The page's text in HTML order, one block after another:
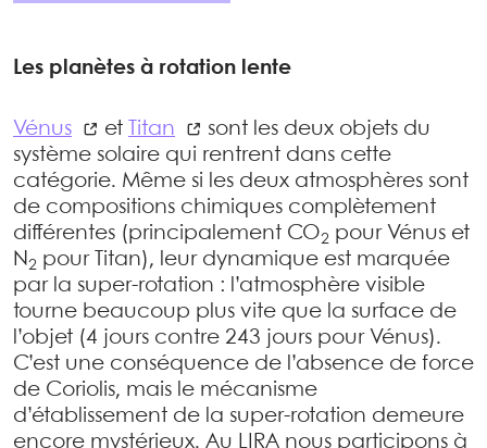
Les planètes à rotation lente
Vénus et Titan
sont les deux objets du
système solaire qui rentrent dans cette
catégorie. Même si les deux atmosphères sont
de compositions chimiques complètement
différentes (principalement CO2 pour Vénus et
N2 pour Titan), leur dynamique est marquée
par la super-rotation : l’atmosphère visible
tourne beaucoup plus vite que la surface de
l’objet (4 jours contre 243 jours pour Vénus).
C’est une conséquence de l’absence de force
de Coriolis, mais le mécanisme
d’établissement de la super-rotation demeure
encore mystérieux. Au LIRA nous participons à